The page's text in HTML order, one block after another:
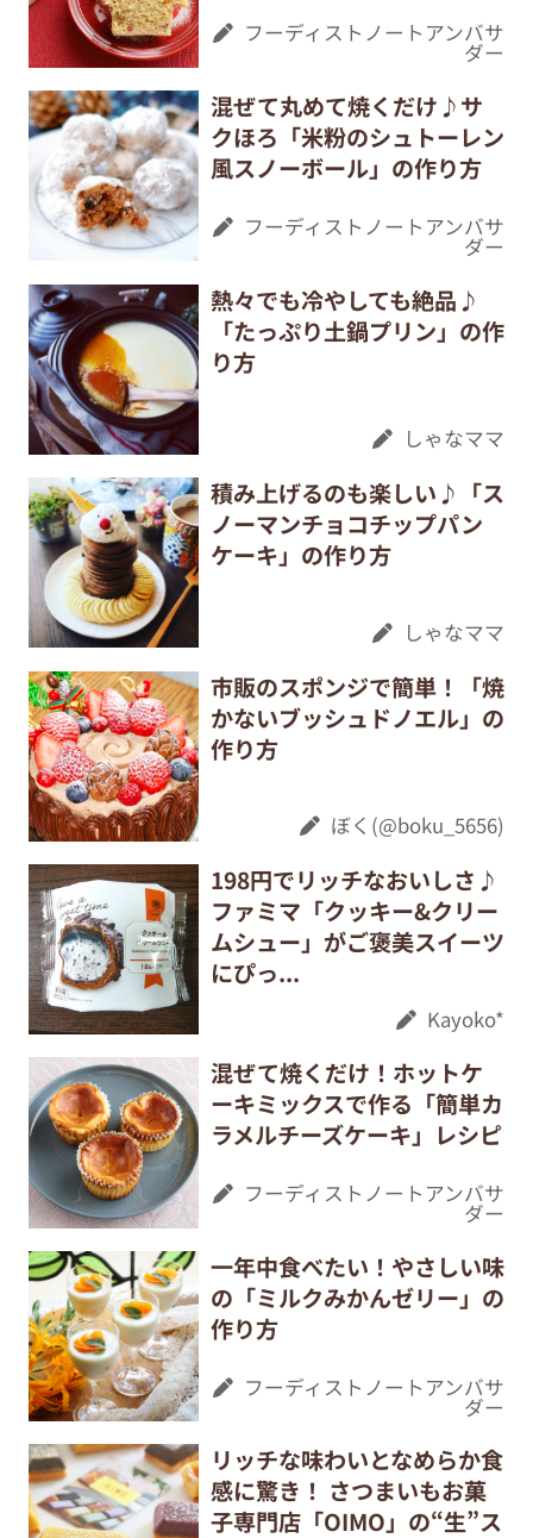
フーディストノートアンバサ
ダー
混ぜて丸めて焼くだけ♪サ
クほろ「米粉のシュトーレン
風スノーボール」の作り方
フーディストノートアンバサ
ダー
熱々でも冷やしても絶品♪
「たっぷり土鍋プリン」の作
り方
しゃなママ
積み上げるのも楽しい♪「ス
ノーマンチョコチップパン
ケーキ」の作り方
しゃなママ
市販のスポンジで簡単！「焼
かないブッシュドノエル」の
作り方
ぼく(@boku_5656)
198円でリッチなおいしさ♪
ファミマ「クッキー&クリー
ムシュー」がご褒美スイーツ
にぴっ...
Kayoko*
混ぜて焼くだけ！ホットケ
ーキミックスで作る「簡単カ
ラメルチーズケーキ」レシピ
フーディストノートアンバサ
ダー
一年中食べたい！やさしい味
の「ミルクみかんゼリー」の
作り方
フーディストノートアンバサ
ダー
リッチな味わいとなめらか食
感に驚き！ さつまいもお菓
子専門店「OIMO」の“生”ス